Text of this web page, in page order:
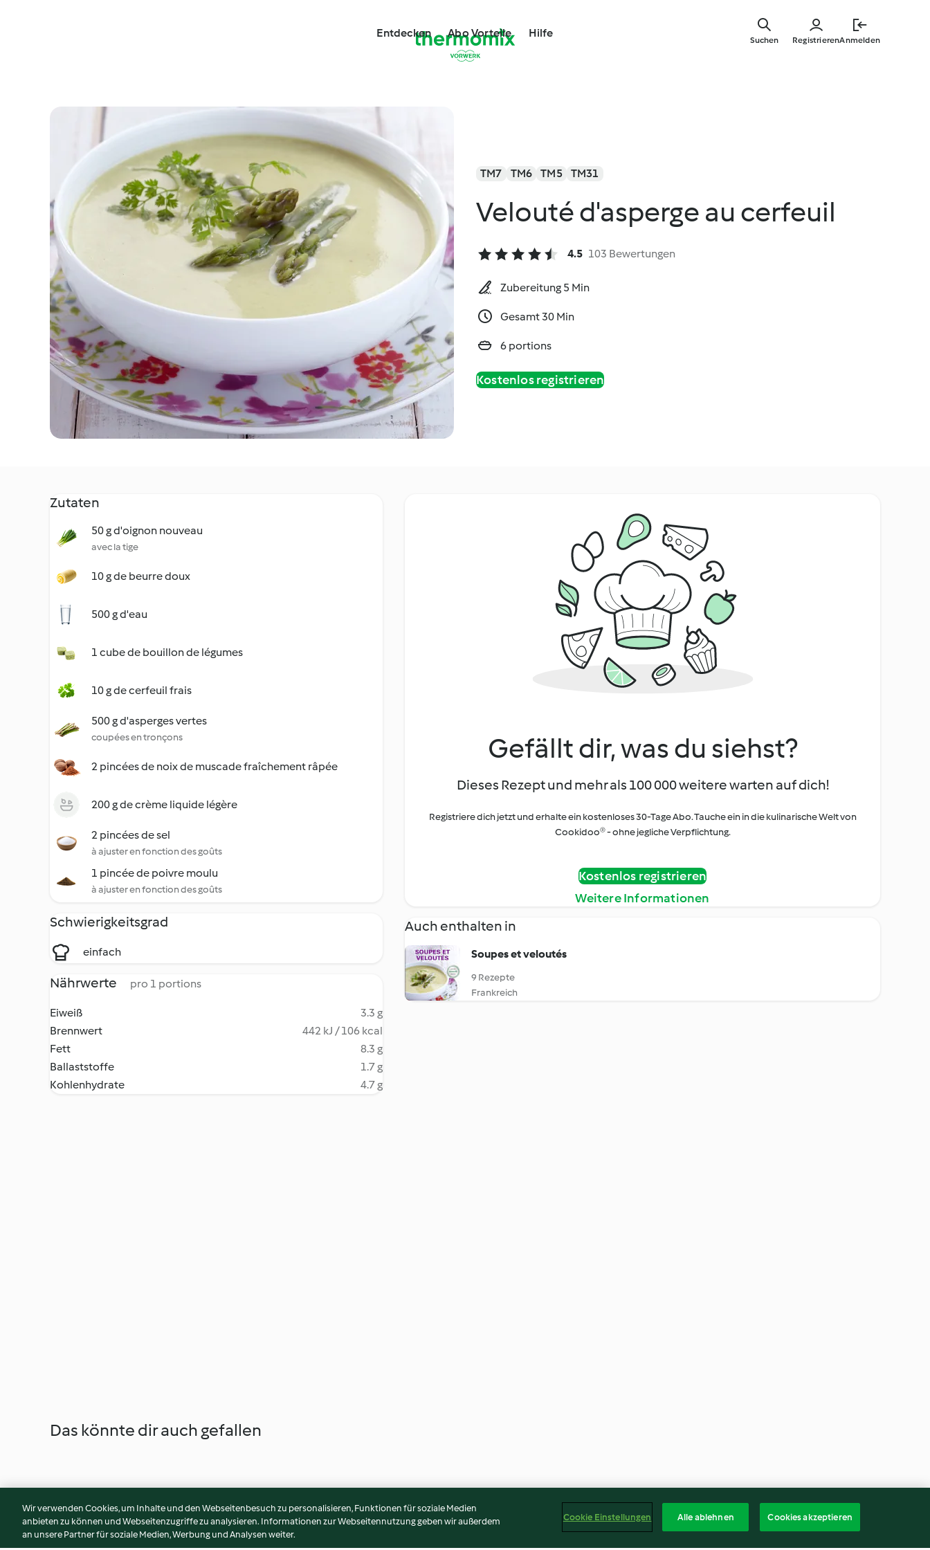
Entdecken Abo Vorteile Hilfe
RegistrierenAnmelden
Suchen
TM7 TM6 TM5 TM31
Velouté d'asperge au cerfeuil
4.5 103 Bewertungen
Zubereitung 5 Min
Gesamt 30 Min
6 portions
Kostenlos registrieren
Zutaten
50 g d'oignon nouveau
avec la tige
10 g de beurre doux
500 g d'eau
1 cube de bouillon de légumes
10 g de cerfeuil frais
500 g d'asperges vertes
coupées en tronçons
2 pincées de noix de muscade fraîchement râpée
200 g de crème liquide légère
2 pincées de sel
à ajuster en fonction des goûts
1 pincée de poivre moulu
à ajuster en fonction des goûts
Schwierigkeitsgrad
einfach
Nährwerte pro 1 portions
Eiweiß
3.3 g
Brennwert
442 kJ / 106 kcal
Fett
8.3 g
Ballaststoffe
1.7 g
Kohlenhydrate
4.7 g
Gefällt dir, was du siehst?
Dieses Rezept und mehr als 100 000 weitere warten auf dich!
Registriere dich jetzt und erhalte ein kostenloses 30-Tage Abo. Tauche ein in die kulinarische Welt von
Cookidoo® - ohne jegliche Verpflichtung.
Kostenlos registrieren
Weitere Informationen
Auch enthalten in
Soupes et veloutés
9 Rezepte
Frankreich
Das könnte dir auch gefallen
Wir verwenden Cookies, um Inhalte und den Webseitenbesuch zu personalisieren, Funktionen für soziale Medien
anbieten zu können und Webseitenzugriffe zu analysieren. Informationen zur Webseitennutzung geben wir außerdem
an unsere Partner für soziale Medien, Werbung und Analysen weiter.
Cookie Einstellungen Alle ablehnen Cookies akzeptieren